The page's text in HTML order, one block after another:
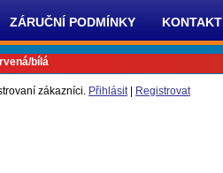
ZÁRUČNÍ PODMÍNKY KONTAKT
bílá
zákazníci. Přihlásit| Registrovat